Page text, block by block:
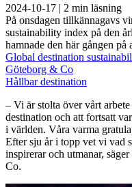
2024-10-17 | 2 min läsning
På onsdagen tillkännagavs
sustainability index på den
hamnade den här gången
Global destination
Göteborg & Co
Hållbar destination
– Vi är stolta över vårt
destination och att fortsatt
i världen. Våra varma
Efter sju år i topp vet vi vad
inspirerar och utmanar,
Co.